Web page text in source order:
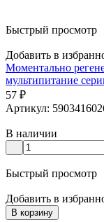
Быстрый просмотр
Добавить в
Моментально
мультипитание
57 ₽
Артикул:
В наличии
Быстрый просмотр
Добавить в
В корзину